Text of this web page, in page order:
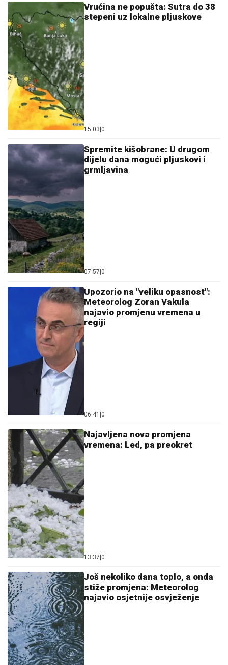
Vrućina ne popušta: Sutra do 38
stepeni uz lokalne pljuskove
15:03 0
Spremite kišobrane: U drugom
dijelu dana mogući pljuskovi i
grmljavina
07:57 0
Upozorio na "veliku opasnost":
Meteorolog Zoran Vakula
najavio promjenu vremena u
regiji
06:41 0
Najavljena nova promjena
vremena: Led, pa preokret
13:37 0
Još nekoliko dana toplo, a onda
stiže promjena: Meteorolog
najavio osjetnije osvježenje